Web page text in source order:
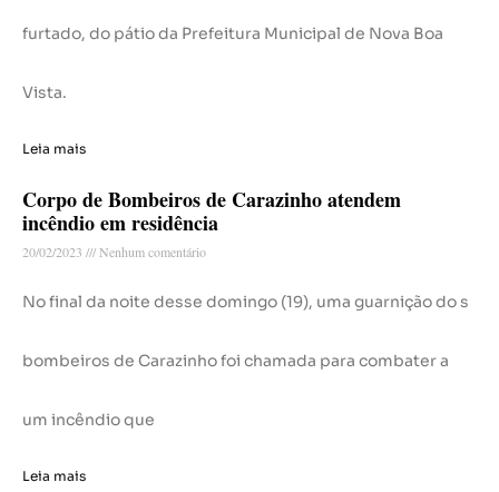
furtado, do pátio da Prefeitura Municipal de Nova Boa
Vista.
Leia mais
Corpo de Bombeiros de Carazinho atendem
incêndio em residência
20/02/2023 Nenhum comentário
No final da noite desse domingo (19), uma guarnição do s
bombeiros de Carazinho foi chamada para combater a
um incêndio que
Leia mais